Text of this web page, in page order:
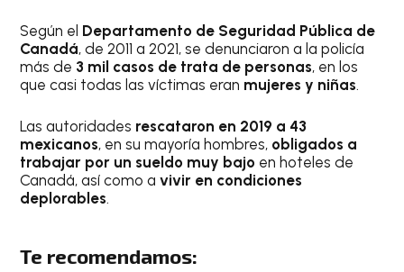
Según el Departamento de Seguridad Pública de
Canadá, de 2011 a 2021, se denunciaron a la policía
más de 3 mil casos de trata de personas, en los
que casi todas las víctimas eran mujeres y niñas.
Las autoridades rescataron en 2019 a 43
mexicanos, en su mayoría hombres, obligados a
trabajar por un sueldo muy bajo en hoteles de
Canadá, así como avivir en condiciones
deplorables.
Te recomendamos: